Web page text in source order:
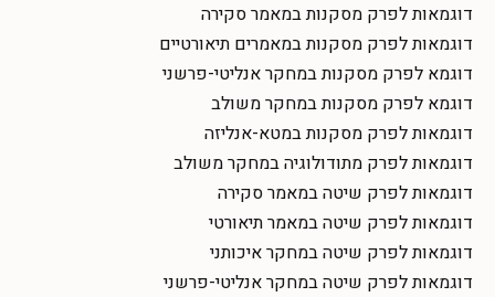
דוגמאות לפרק מסקנות במאמר סקירה
דוגמאות לפרק מסקנות במאמרים תיאורטיים
דוגמא לפרק מסקנות במחקר אנליטי-פרשני
דוגמא לפרק מסקנות במחקר משולב
דוגמאות לפרק מסקנות במטא-אנליזה
דוגמאות לפרק מתודולוגיה במחקר משולב
דוגמאות לפרק שיטה במאמר סקירה
דוגמאות לפרק שיטה במאמר תיאורטי
דוגמאות לפרק שיטה במחקר איכותני
דוגמאות לפרק שיטה במחקר אנליטי-פרשני